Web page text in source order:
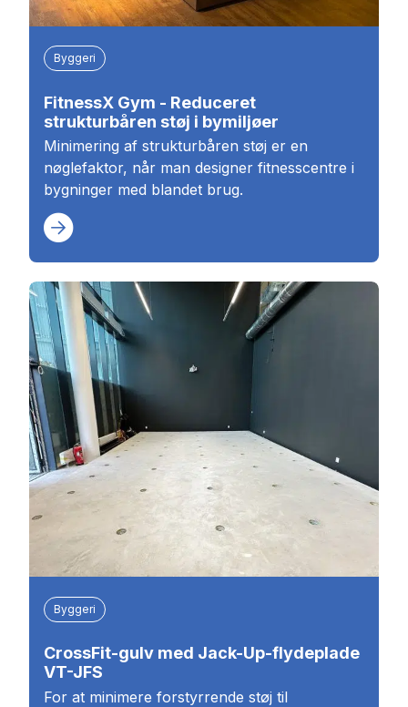
Byggeri
FitnessX Gym - Reduceret
strukturbåren støj i bymiljøer
Minimering af strukturbåren støj er en
nøglefaktor, når man designer fitnesscentre i
bygninger med blandet brug.
Byggeri
CrossFit-gulv med Jack-Up-flydeplade
VT-JFS
For at minimere forstyrrende støj til